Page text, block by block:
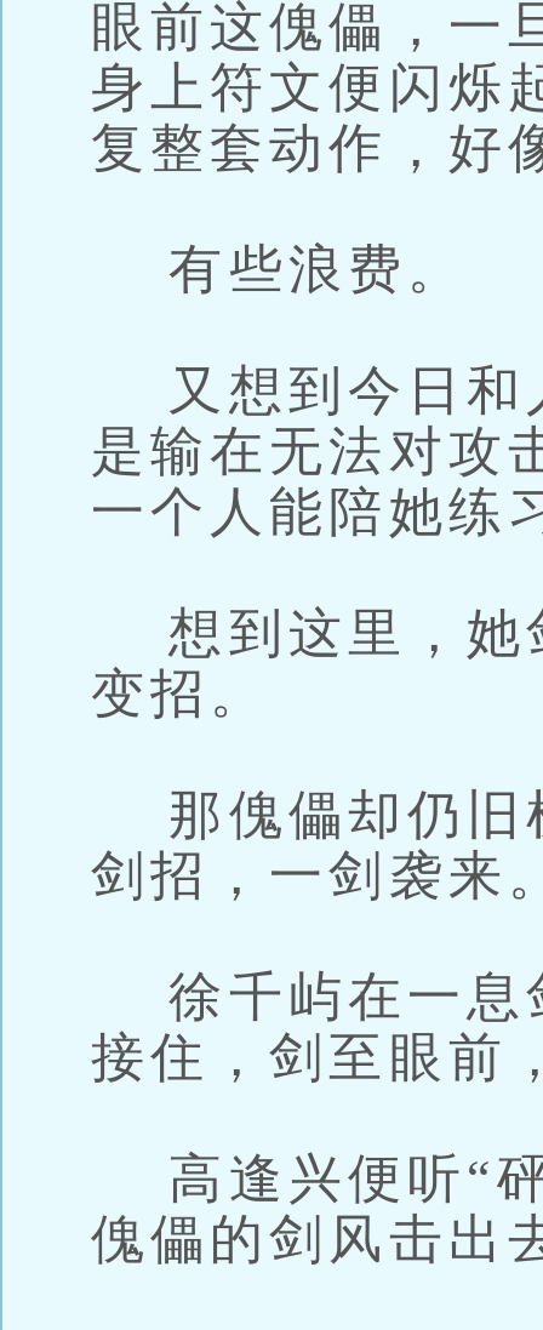
眼前这傀儡，一
身上符文便闪烁
复整套动作，好
有些浪费。
又想到今日和
是输在无法对攻
一个人能陪她练
想到这里，她
变招。
那傀儡却仍旧
剑招，一剑袭来
徐千屿在一息
接住，剑至眼前
高逢兴便听“
傀儡的剑风击出